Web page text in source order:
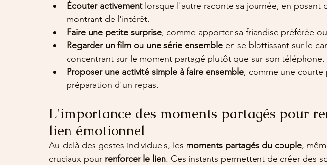
Écouter activement lorsque l'autre raconte sa journée, en posant
montrant de l'intérêt.
Faire une petite surprise, comme apporter sa friandise préférée
Regarder un film ou une série ensemble en se blottissant sur le
concentrant sur le moment partagé plutôt que sur son téléphone.
Proposer une activité simple à faire ensemble, comme une courte
préparation d'un repas.
L'importance des moments partagés pour
lien émotionnel
Au-delà des gestes individuels, les moments partagés du couple,
cruciaux pour renforcer le lien. Ces instants permettent de créer des